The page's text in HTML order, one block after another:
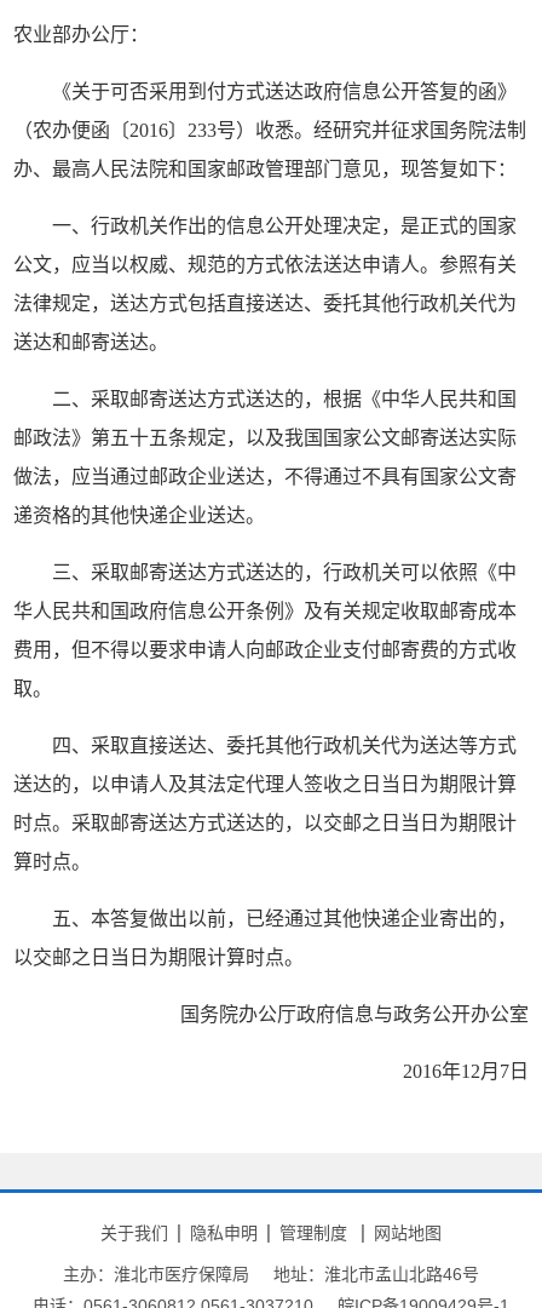
农业部办公厅：
《关于可否采用到付方式送达政府信息公开答复的函》
（农办便函〔2016〕233号）收悉。经研究并征求国务院法制
办、最高人民法院和国家邮政管理部门意见，现答复如下：
一、行政机关作出的信息公开处理决定，是正式的国家
公文，应当以权威、规范的方式依法送达申请人。参照有关
法律规定，送达方式包括直接送达、委托其他行政机关代为
送达和邮寄送达。
二、采取邮寄送达方式送达的，根据《中华人民共和国
邮政法》第五十五条规定，以及我国国家公文邮寄送达实际
做法，应当通过邮政企业送达，不得通过不具有国家公文寄
递资格的其他快递企业送达。
三、采取邮寄送达方式送达的，行政机关可以依照《中
华人民共和国政府信息公开条例》及有关规定收取邮寄成本
费用，但不得以要求申请人向邮政企业支付邮寄费的方式收
取。
四、采取直接送达、委托其他行政机关代为送达等方式
送达的，以申请人及其法定代理人签收之日当日为期限计算
时点。采取邮寄送达方式送达的，以交邮之日当日为期限计
算时点。
五、本答复做出以前，已经通过其他快递企业寄出的，
以交邮之日当日为期限计算时点。
国务院办公厅政府信息与政务公开办公室
2016年12月7日
关于我们 隐私申明 管理制度 网站地图
主办：淮北市医疗保障局
地址：淮北市孟山北路46号